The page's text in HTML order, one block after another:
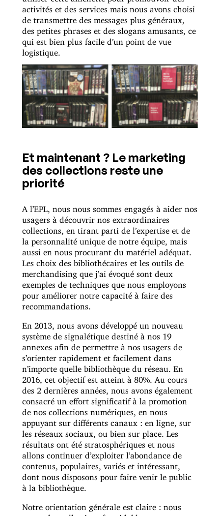
activités et des services mais nous avons choisi
de transmettre des messages plus généraux,
des petites phrases et des slogans amusants, ce
qui est bien plus facile d’un point de vue
logistique.
Et maintenant ? Le marketing
des collections reste une
priorité
A l’EPL, nous nous sommes engagés à aider nos
usagers à découvrir nos extraordinaires
collections, en tirant parti de l’expertise et de
la personnalité unique de notre équipe, mais
aussi en nous procurant du matériel adéquat.
Les choix des bibliothécaires et les outils de
merchandising que j’ai évoqué sont deux
exemples de techniques que nous employons
pour améliorer notre capacité à faire des
recommandations.
En 2013, nous avons développé un nouveau
système de signalétique destiné à nos 19
annexes afin de permettre à nos usagers de
s’orienter rapidement et facilement dans
n’importe quelle bibliothèque du réseau. En
2016, cet objectif est atteint à 80%. Au cours
des 2 dernières années, nous avons également
consacré un effort significatif à la promotion
de nos collections numériques, en nous
appuyant sur différents canaux : en ligne, sur
les réseaux sociaux, ou bien sur place. Les
résultats ont été stratosphériques et nous
allons continuer d’exploiter l’abondance de
contenus, populaires, variés et intéressant,
dont nous disposons pour faire venir le public
à la bibliothèque.
Notre orientation générale est claire : nous